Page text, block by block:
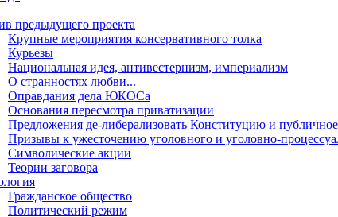
предыдущего проекта
Крупные мероприятия консервативного толка
Курьезы
Национальная идея, антивестернизм, империализм
О странностях любви...
Оправдания дела ЮКОСа
Основания пересмотра приватизации
Предложения де-либерализовать Конституцию и
Призывы к ужесточению уголовного и уголовно-
Символические акции
Теории заговора
Гражданское общество
Политический режим